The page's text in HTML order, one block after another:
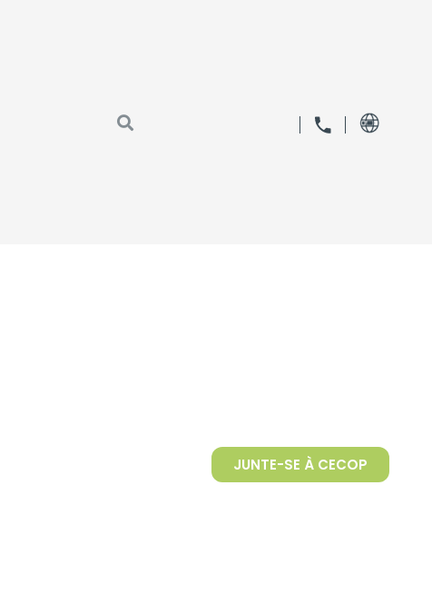
JUNTE-SE À CECOP